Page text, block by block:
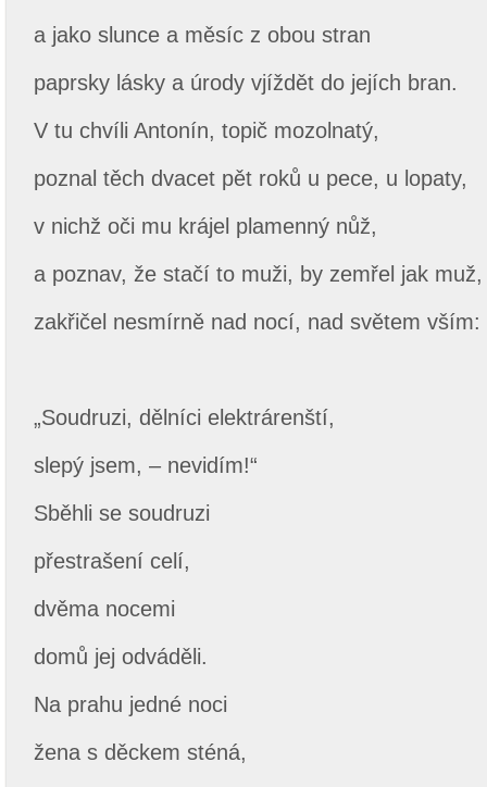
a jako slunce a měsíc z obou stran
paprsky lásky a úrody vjíždět do jejích bran.
V tu chvíli Antonín, topič mozolnatý,
poznal těch dvacet pět roků u pece, u lopaty,
v nichž oči mu krájel plamenný nůž,
a poznav, že stačí to muži, by zemřel jak muž,
zakřičel nesmírně nad nocí, nad světem vším:
„Soudruzi, dělníci elektrárenští,
slepý jsem, – nevidím!“
Sběhli se soudruzi
přestrašení celí,
dvěma nocemi
domů jej odváděli.
Na prahu jedné noci
žena s děckem sténá,